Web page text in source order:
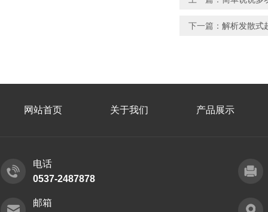
下一篇： 解析发散式
网站首页 关于我们 产品展示
电话
0537-2487878
邮箱